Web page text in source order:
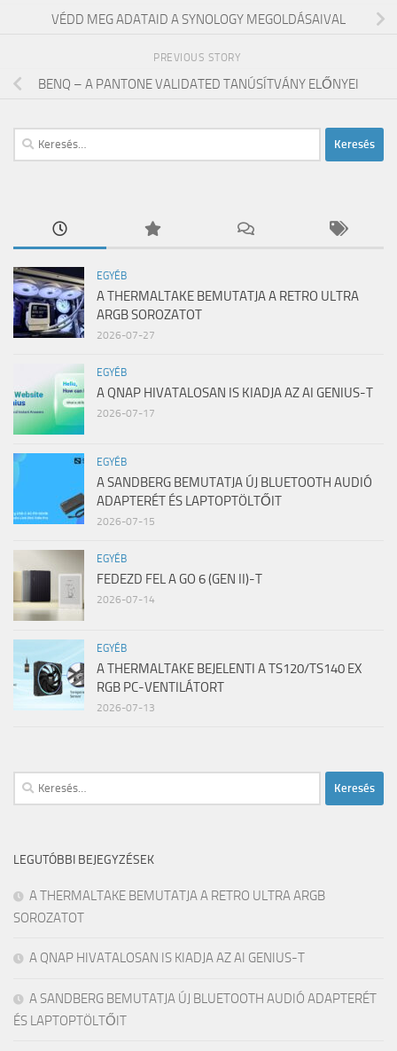
VÉDD MEG ADATAID A SYNOLOGY MEGOLDÁSAIVAL
PREVIOUS STORY
BENQ – A PANTONE VALIDATED TANÚSÍTVÁNY ELŐNYEI
Keresés:
EGYÉB
A THERMALTAKE BEMUTATJA A RETRO ULTRA
ARGB SOROZATOT
2026-07-27
EGYÉB
A QNAP HIVATALOSAN IS KIADJA AZ AI GENIUS-T
2026-07-17
EGYÉB
A SANDBERG BEMUTATJA ÚJ BLUETOOTH AUDIÓ
ADAPTERÉT ÉS LAPTOPTÖLTŐIT
2026-07-15
EGYÉB
FEDEZD FEL A GO 6 (GEN II)-T
2026-07-14
EGYÉB
A THERMALTAKE BEJELENTI A TS120/TS140 EX
RGB PC-VENTILÁTORT
2026-07-13
Keresés:
LEGUTÓBBI BEJEGYZÉSEK
A THERMALTAKE BEMUTATJA A RETRO ULTRA ARGB
SOROZATOT
A QNAP HIVATALOSAN IS KIADJA AZ AI GENIUS-T
A SANDBERG BEMUTATJA ÚJ BLUETOOTH AUDIÓ ADAPTERÉT
ÉS LAPTOPTÖLTŐIT